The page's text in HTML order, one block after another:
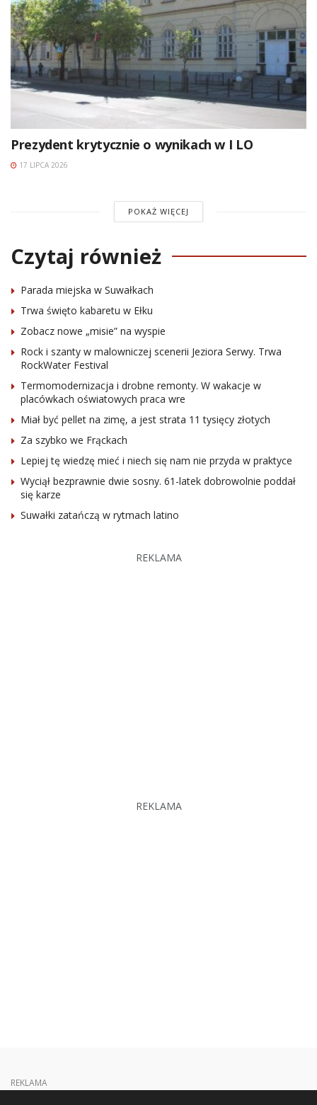
Prezydent krytycznie o wynikach w I LO
17 LIPCA 2026
POKAŻ WIĘCEJ
Czytaj również
Parada miejska w Suwałkach
Trwa święto kabaretu w Ełku
Zobacz nowe „misie” na wyspie
Rock i szanty w malowniczej scenerii Jeziora Serwy. Trwa
RockWater Festival
Termomodernizacja i drobne remonty. W wakacje w
placówkach oświatowych praca wre
Miał być pellet na zimę, a jest strata 11 tysięcy złotych
Za szybko we Frąckach
Lepiej tę wiedzę mieć i niech się nam nie przyda w praktyce
Wyciął bezprawnie dwie sosny. 61-latek dobrowolnie poddał
się karze
Suwałki zatańczą w rytmach latino
REKLAMA
REKLAMA
REKLAMA